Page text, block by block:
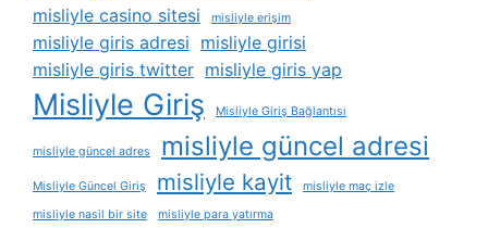
misliyle casino sitesi misliyle erişim
misliyle giris adresi misliyle girisi
misliyle giris twitter misliyle giris yap
Misliyle Giriş Misliyle Giriş Bağlantısı
misliyle güncel adres misliyle güncel adresi
Misliyle Güncel Giriş misliyle kayit
misliyle maç izle
misliyle nasil bir site
misliyle para yatırma